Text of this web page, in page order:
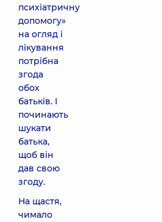
психіатричну
допомогу»
на огляд і
лікування
потрібна
згода
обох
батьків. І
починають
шукати
батька,
щоб він
дав свою
згоду.
На щастя,
чимало